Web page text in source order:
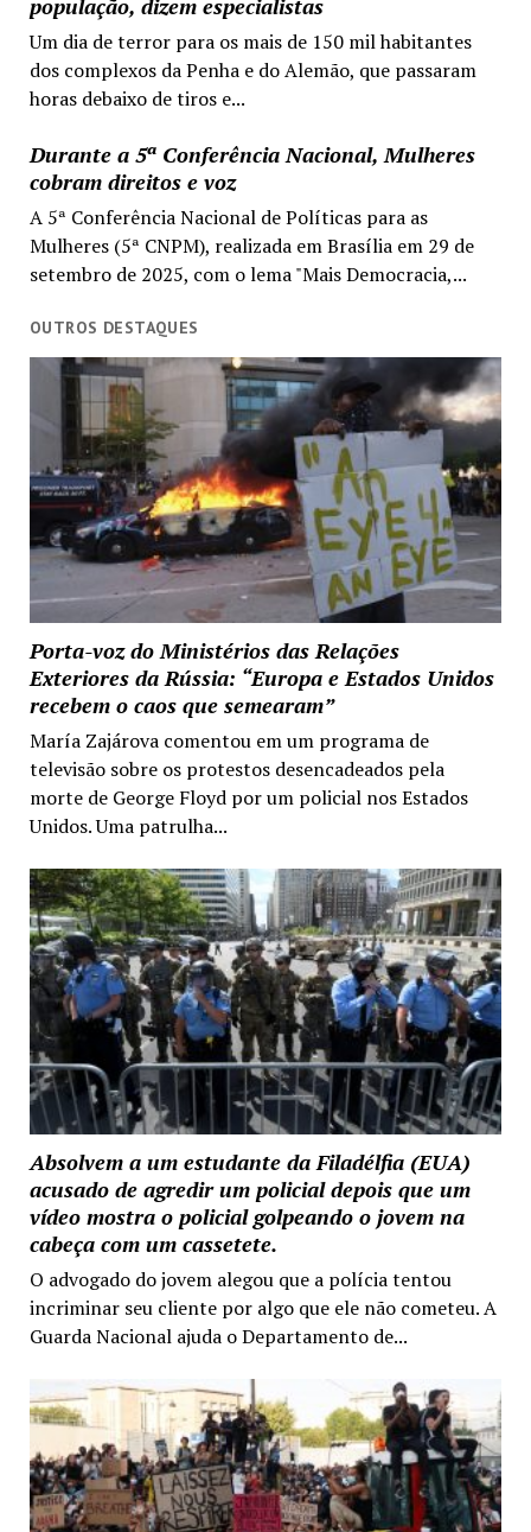
Um dia de terror para os mais de 150 mil habitantes
dos complexos da Penha e do Alemão, que passaram
horas debaixo de tiros e...
Durante a 5ª Conferência Nacional, Mulheres
cobram direitos e voz
A 5ª Conferência Nacional de Políticas para as
Mulheres (5ª CNPM), realizada em Brasília em 29 de
setembro de 2025, com o lema "Mais Democracia,...
OUTROS DESTAQUES
Porta-voz do Ministérios das Relações
Exteriores da Rússia: “Europa e Estados Unidos
recebem o caos que semearam”
María Zajárova comentou em um programa de
televisão sobre os protestos desencadeados pela
morte de George Floyd por um policial nos Estados
Unidos. Uma patrulha...
Absolvem a um estudante da Filadélfia (EUA)
acusado de agredir um policial depois que um
vídeo mostra o policial golpeando o jovem na
cabeça com um cassetete.
O advogado do jovem alegou que a polícia tentou
incriminar seu cliente por algo que ele não cometeu. A
Guarda Nacional ajuda o Departamento de...